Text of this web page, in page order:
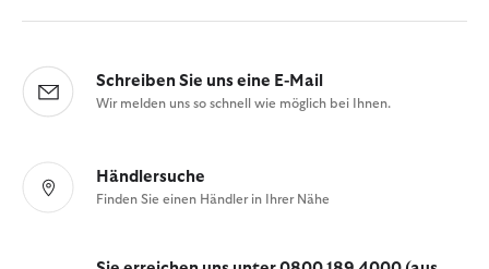
Schreiben Sie uns eine E-Mail
Wir melden uns so schnell wie möglich bei Ihnen.
Händlersuche
Finden Sie einen Händler in Ihrer Nähe